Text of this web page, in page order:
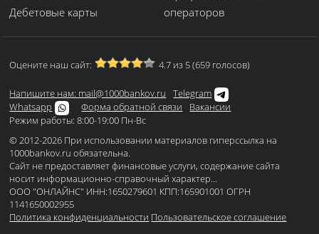
Дебетовые карты
операторов
Оцените наш сайт: 4.7 из 5 (659 голосов)
Напишите нам: mail@1000bankov.ru
Telegram
Whatsapp
Форма обратной связи
Вакансии
Режим работы: 8:00-19:00 Пн-Вс
© 2012-2026 При использовании материалов гиперссылка на
1000bankov.ru обязательна.
Сайт не предоставляет финансовые услуги, содержание сайта
носит информационно-справочный характер...
ООО "ОНЛАЙНС" ИНН:1650279601 КПП:165901001 ОГРН
1141650002955
Политика конфиденциальности Пользовательское соглашение